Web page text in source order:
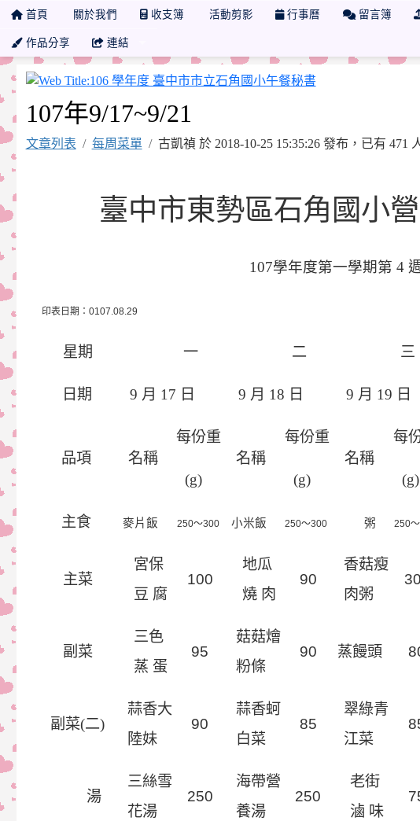
首頁 關於我們 收支簿 活動剪影 行事曆 留言簿
作品分享 連結
106 學年度 臺中市
107年9/17~9/21
文章列表 每周菜單 古凱禎 於 2018-10-25 15:35:26 發布，已有 471
臺中市東勢區石角國小
107學年度第一學期第 4
印表日期： 0107.08.29
星期 一 二 三
日期 9 月 17 日 9 月 18 日 9 月 19 日
品項 名稱
每份重
(g)
名稱
每份重
(g)
名稱
每
(g)
主食 麥片飯 250～300 小米飯 250～300 粥 250
主菜
宮保
豆 腐
100
地瓜
燒 肉
90
香菇瘦
肉粥
30
副菜
三色
蒸 蛋
95
菇菇燴
粉條
90 蒸饅頭 8
副菜(二)
蒜香大
陸妹
90
蒜香蚵
白菜
85
翠綠青
江菜
8
湯
三絲雪
花湯
250
海帶營
養湯
250
老街
滷 味
7